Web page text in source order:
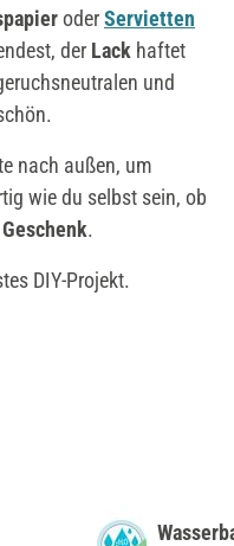
oderServietten
der Lack haftet
und
nach außen, um
wie du selbst sein, ob
.
DIY-Projekt.